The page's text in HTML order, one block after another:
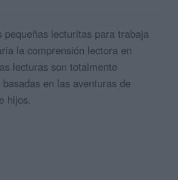
pequeñas lecturitas para trabaja
la comprensión lectora en
lecturas son totalmente
en las aventuras de
hijos.